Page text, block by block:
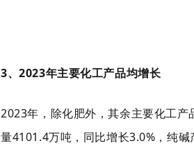
3、2023年主要化工产品均增长
2023年，除化肥外，其余主要化工
量4101.4万吨，同比增长3.0%，纯